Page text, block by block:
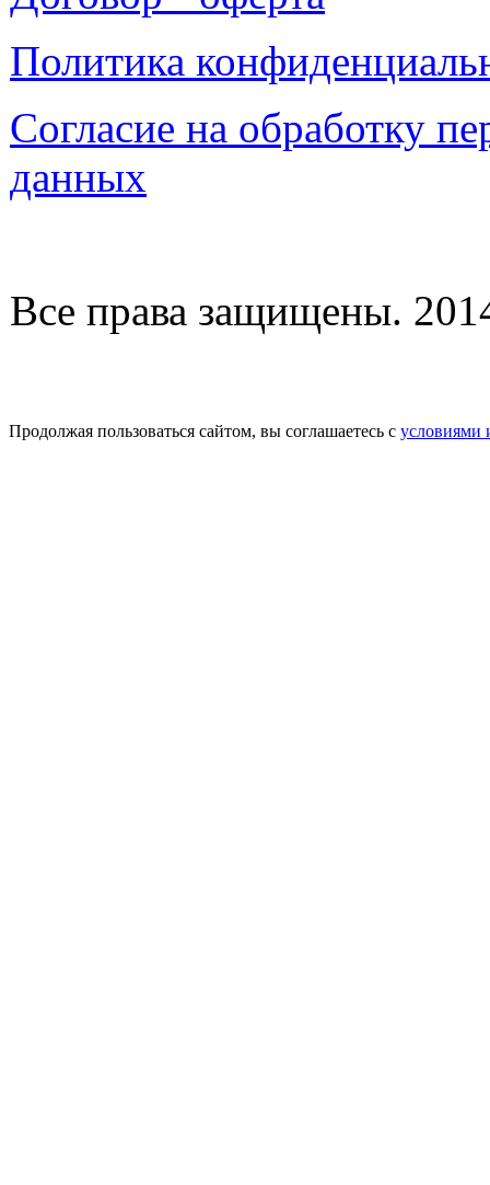
Политика
Согласие на обработку
данных
Все права защищены.
Продолжая пользоваться сайтом, вы соглашаетесь с условиями